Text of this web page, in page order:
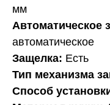
мм
Автоматическое
автоматическое
Защелка: Есть
Тип механизма
Способ